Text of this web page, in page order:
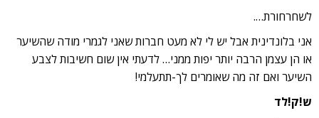
לשחרחורת….
אני בלונדינית אבל יש לי לא מעט חברות שאני לגמרי מודה שהשיער
או הן עצמן הרבה יותר יפות ממני… לדעתי אין שום חשיבות לצבע
השיער ואם זה מה שאומרים לך-תתעלמי!
ש!ק!לד